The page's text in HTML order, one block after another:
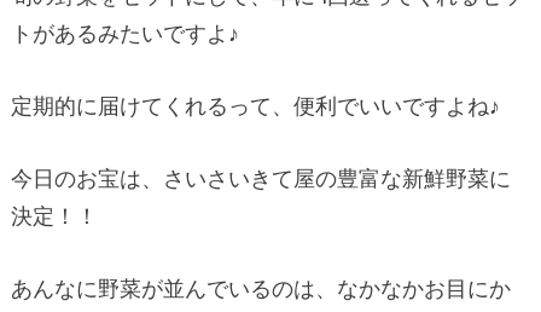
トがあるみたいですよ♪
定期的に届けてくれるって、便利でいいですよね♪
今日のお宝は、さいさいきて屋の豊富な新鮮野菜に
決定！！
あんなに野菜が並んでいるのは、なかなかお目にか